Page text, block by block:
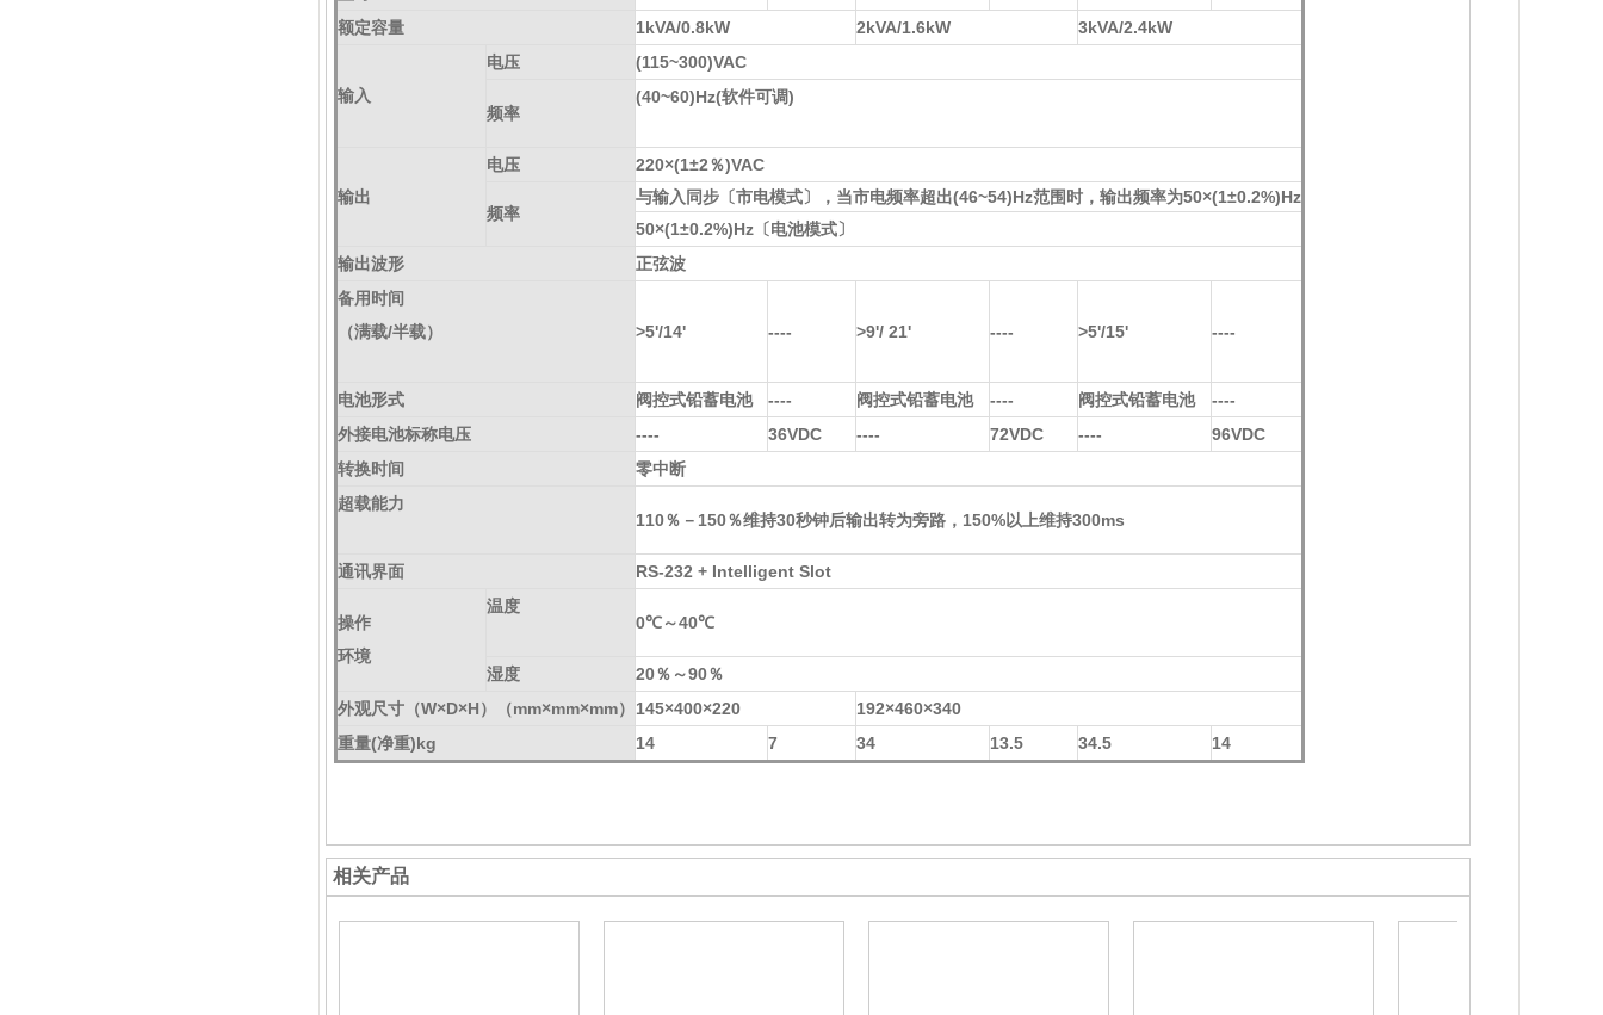
额定容量
1kVA/0.8kW 2kVA/1.6kW 3kVA/2.4kW
输入
电压 (115~300)VAC
频率
(40~60)Hz(软件可调)
输出
电压 220×(1±2％)VAC
频率
与输入同步〔市电模式〕，当市电频率超出(46~54)Hz范围时，输出频率为50×(1±0.2%)Hz
50×(1±0.2%)Hz〔电池模式〕
输出波形
正弦波
备用时间
（满载/半载）
>5'/14' ---- >9'/ 21' ---- >5'/15' ----
电池形式 阀控式铅蓄电池 ---- 阀控式铅蓄电池 ---- 阀控式铅蓄电池
----
外接电池标称电压
---- 36VDC ---- 72VDC ----
96VDC
转换时间
零中断
超载能力
110％－150％维持30秒钟后输出转为旁路，150%以上维持300ms
通讯界面 RS-232 + Intelligent Slot
操作
环境
温度
0℃～40℃
湿度
20％～90％
外观尺寸（W×D×H）（mm×mm×mm）
145×400×220
192×460×340
重量(净重)kg
14 7 34 13.5 34.5 14
相关产品